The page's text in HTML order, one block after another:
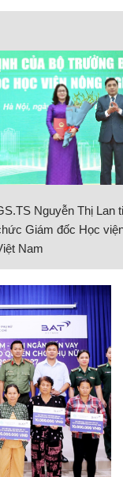
Nguyễn Thị Lan
Giám đốc Học
Nam